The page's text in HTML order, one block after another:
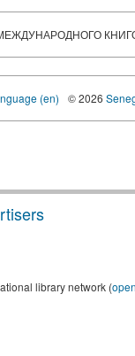
(en) © 2026
library network (